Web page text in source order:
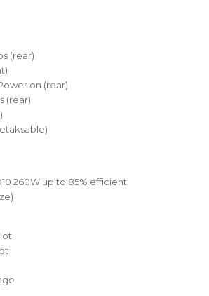
(rear)
on (rear)
(rear)
260W up to 85% efficient